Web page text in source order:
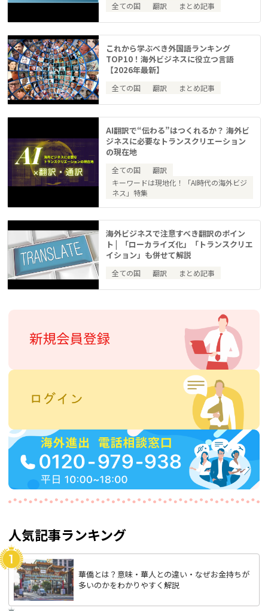
全ての国 翻訳 まとめ記事
これから学ぶべき外国語ランキング
TOP10！海外ビジネスに役立つ言語
【2026年最新】
全ての国 翻訳 まとめ記事
AI翻訳で“伝わる”はつくれるか？ 海外ビ
ジネスに必要なトランスクリエーション
の現在地
全ての国
翻訳
キーワードは現地化！「AI時代の海外ビジ
ネス」特集
海外ビジネスで注意すべき翻訳のポイン
ト | 「ローカライズ化」「トランスクリエ
イション」も併せて解説
全ての国 翻訳 まとめ記事
人気記事ランキング
華僑とは？意味・華人との違い・なぜお金持ちが
多いのかをわかりやすく解説